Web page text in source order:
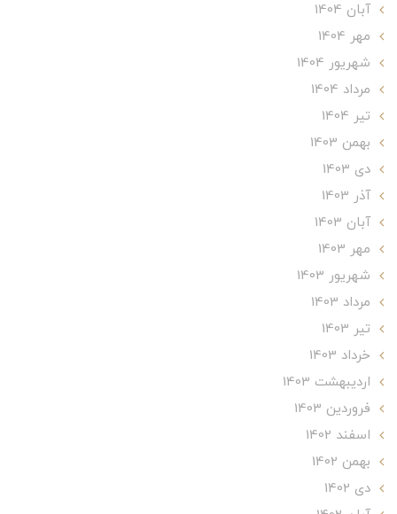
آبان 1404
مهر 1404
شهریور 1404
مرداد 1404
تير 1404
بهمن 1403
دی 1403
آذر 1403
آبان 1403
مهر 1403
شهریور 1403
مرداد 1403
تير 1403
خرداد 1403
ارديبهشت 1403
فروردین 1403
اسفند 1402
بهمن 1402
دی 1402